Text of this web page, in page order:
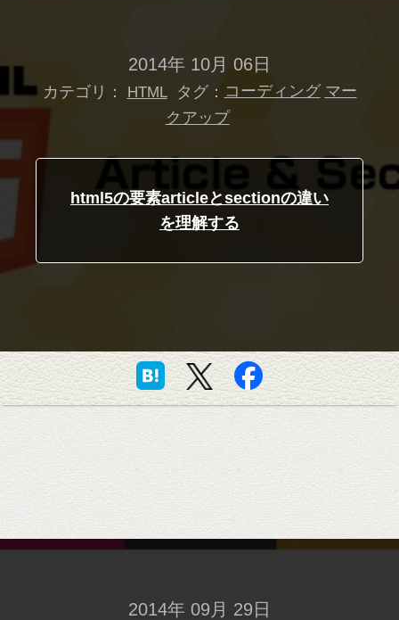
2014年 10月 06日
カテゴリ： HTML タグ： コーディング マー
クアップ
html5の要素articleとsectionの違い
を理解する
2014年 09月 29日